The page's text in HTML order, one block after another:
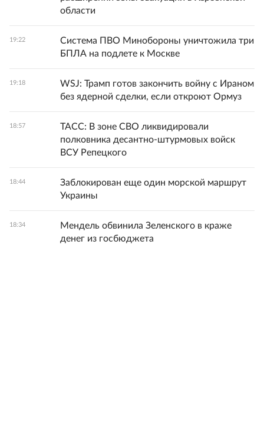
области
19:22
Система ПВО Минобороны уничтожила три
БПЛА на подлете к Москве
19:18
WSJ: Трамп готов закончить войну с Ираном
без ядерной сделки, если откроют Ормуз
18:57
ТАСС: В зоне СВО ликвидировали
полковника десантно-штурмовых войск
ВСУ Репецкого
18:44
Заблокирован еще один морской маршрут
Украины
18:34
Мендель обвинила Зеленского в краже
денег из госбюджета